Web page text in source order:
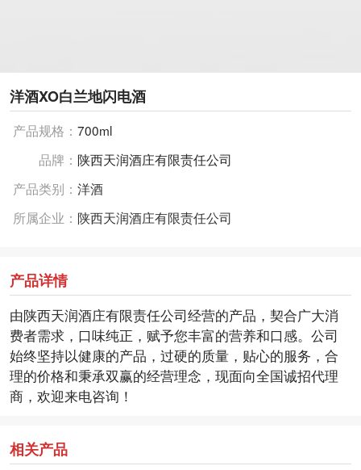
洋酒XO白兰地闪电酒
产品规格： 700ml
品牌： 陕西天润酒庄有限责任公司
产品类别： 洋酒
所属企业： 陕西天润酒庄有限责任公司
产品详情
由陕西天润酒庄有限责任公司经营的产品，契合广大消
费者需求，口味纯正，赋予您丰富的营养和口感。公司
始终坚持以健康的产品，过硬的质量，贴心的服务，合
理的价格和秉承双赢的经营理念，现面向全国诚招代理
商，欢迎来电咨询！
相关产品